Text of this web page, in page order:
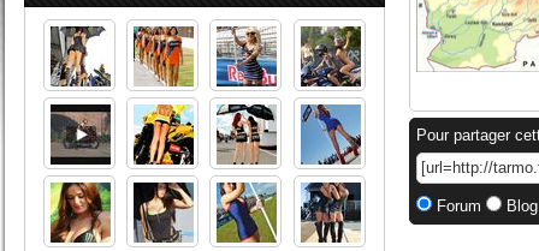
Pour partager
Forum